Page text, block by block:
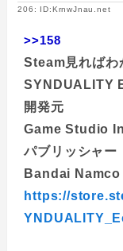
206: ID:KrnwJnau.net
>>158
Steam見ればわ
SYNDUALITY
開発元
Game Studio
パブリッシャー
Bandai
https://